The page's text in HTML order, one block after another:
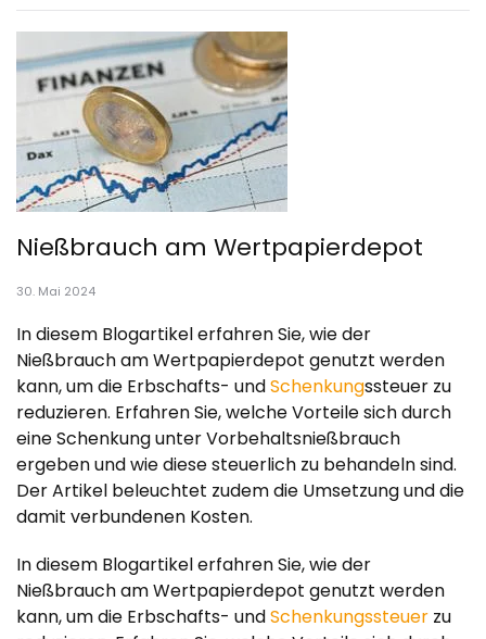
Nießbrauch am Wertpapierdepot
30. Mai 2024
In diesem Blogartikel erfahren Sie, wie der
Nießbrauch am Wertpapierdepot genutzt werden
kann, um die Erbschafts- undSchenkungssteuer zu
reduzieren. Erfahren Sie, welche Vorteile sich durch
eine Schenkung unter Vorbehaltsnießbrauch
ergeben und wie diese steuerlich zu behandeln sind.
Der Artikel beleuchtet zudem die Umsetzung und die
damit verbundenen Kosten.
In diesem Blogartikel erfahren Sie, wie der
Nießbrauch am Wertpapierdepot genutzt werden
kann, um die Erbschafts- undSchenkungssteuer zu